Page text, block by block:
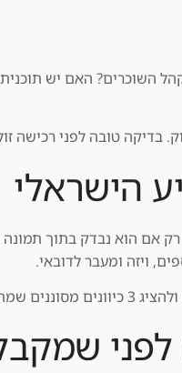
השוכרים? האם יש
טובה לפני רכישה
הישראלי
ויזה ומעבר לדובאי.
שלכם.
לפני